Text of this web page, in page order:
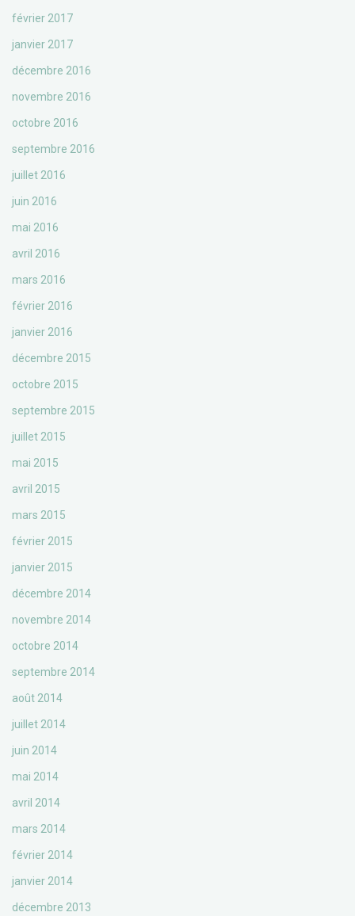
février 2017
janvier 2017
décembre 2016
novembre 2016
octobre 2016
septembre 2016
juillet 2016
juin 2016
mai 2016
avril 2016
mars 2016
février 2016
janvier 2016
décembre 2015
octobre 2015
septembre 2015
juillet 2015
mai 2015
avril 2015
mars 2015
février 2015
janvier 2015
décembre 2014
novembre 2014
octobre 2014
septembre 2014
août 2014
juillet 2014
juin 2014
mai 2014
avril 2014
mars 2014
février 2014
janvier 2014
décembre 2013